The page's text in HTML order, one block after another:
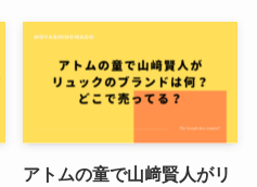
アトムの童で山﨑賢人がリ